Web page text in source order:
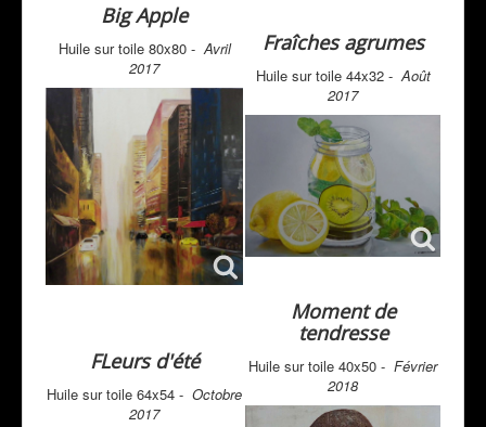
Big Apple
Huile sur toile 80x80 -Avril
2017
Fraîches agrumes
Huile sur toile 44x32 -Août
2017
FLeurs d'été
Huile sur toile 64x54 - Octobre
2017
Moment de
tendresse
Huile sur toile 40x50 - Février
2018